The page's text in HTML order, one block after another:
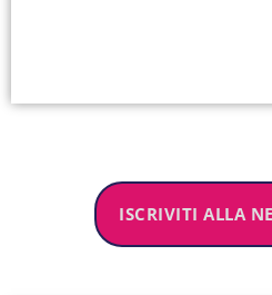
ISCRIVITI ALLA